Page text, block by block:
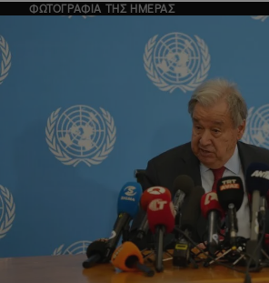
ΦΩΤΟΓΡΑΦΙΑ ΤΗΣ ΗΜΕΡΑΣ